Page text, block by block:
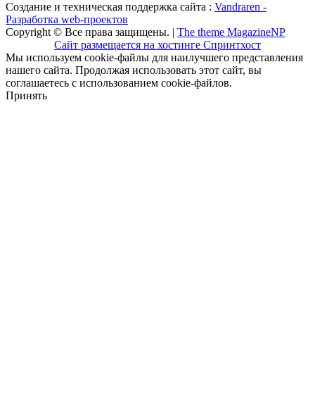
Создание и техническая поддержка сайта : Vandraren -
Разработка web-проектов
Copyright © Все права защищены. | The theme MagazineNP
Сайт размещается на хостинге Спринтхост
Мы используем cookie-файлы для наилучшего представления
нашего сайта. Продолжая использовать этот сайт, вы
соглашаетесь с использованием cookie-файлов.
Принять